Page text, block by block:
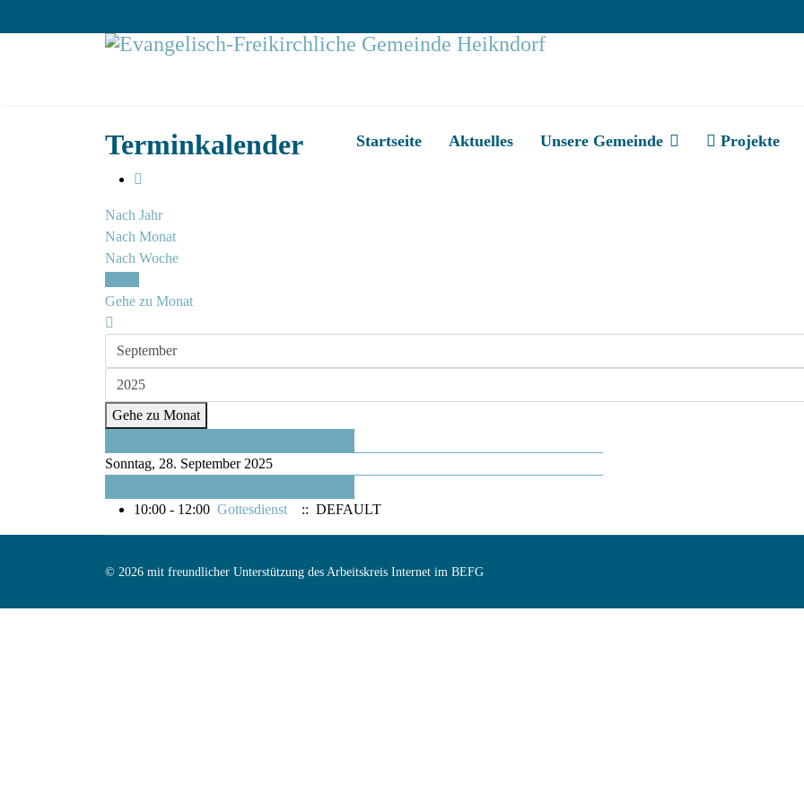
Startseite Aktuelles Unsere Gemeinde Projekte
Terminkalender
Nach Jahr
Nach Monat
Nach Woche
Gehe zu Monat
Gehe zu Monat
Sonntag, 28. September 2025
10:00 - 12:00 Gottesdienst :: DEFAULT
© 2026 mit freundlicher Unterstützung des Arbeitskreis Internet im BEFG